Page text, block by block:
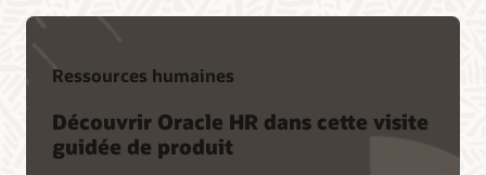
Ressources humaines
Découvrir Oracle HR dans cette visite
guidée de produit